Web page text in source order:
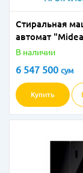
Стиральная
автомат
MFG17W100
В наличии
6 547 500 сум
Купить